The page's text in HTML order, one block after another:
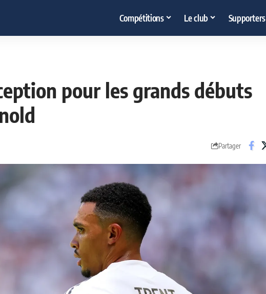
Compétitions Le club Supporters
pour les grands débuts
Partager